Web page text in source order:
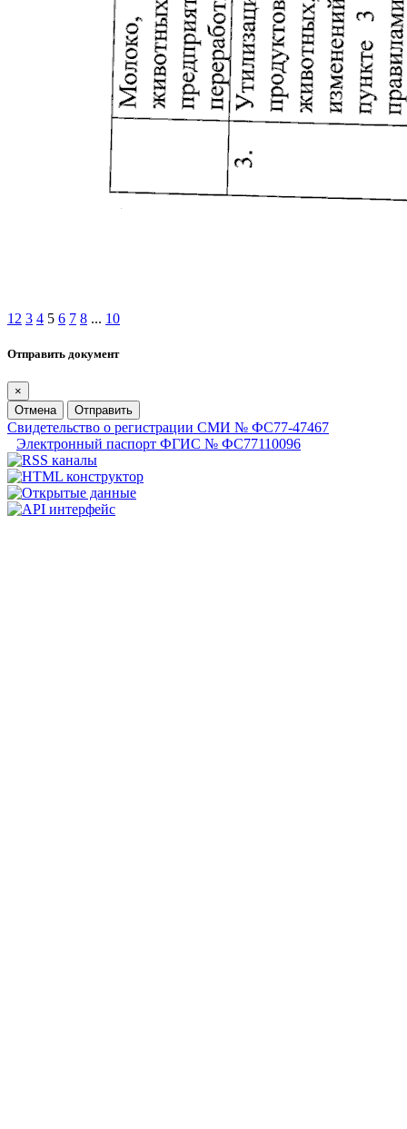
1 2 3 4 5 6 7 8 ... 10
Отправить документ
×
Отмена
Отправить
Свидетельство о регистрации СМИ № ФС77-47467
Электронный паспорт ФГИС № ФС77110096